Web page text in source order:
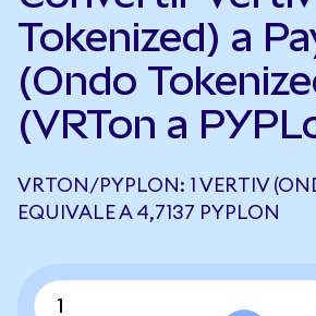
Tokenized) a
(Ondo
(VRTon a
VRTON/PYPLON: 1 VERTIV
EQUIVALE A 4,7137 PYPLON